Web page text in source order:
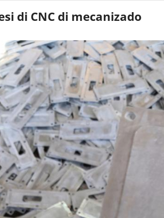
di CNC di mecanizado